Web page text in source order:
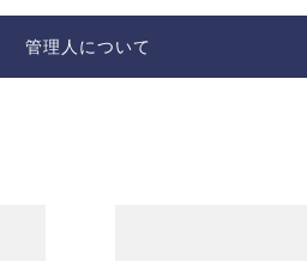
管理人について